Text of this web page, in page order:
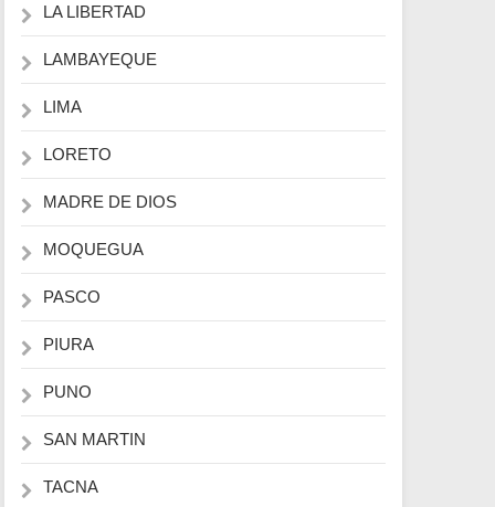
LA LIBERTAD
LAMBAYEQUE
LIMA
LORETO
MADRE DE DIOS
MOQUEGUA
PASCO
PIURA
PUNO
SAN MARTIN
TACNA